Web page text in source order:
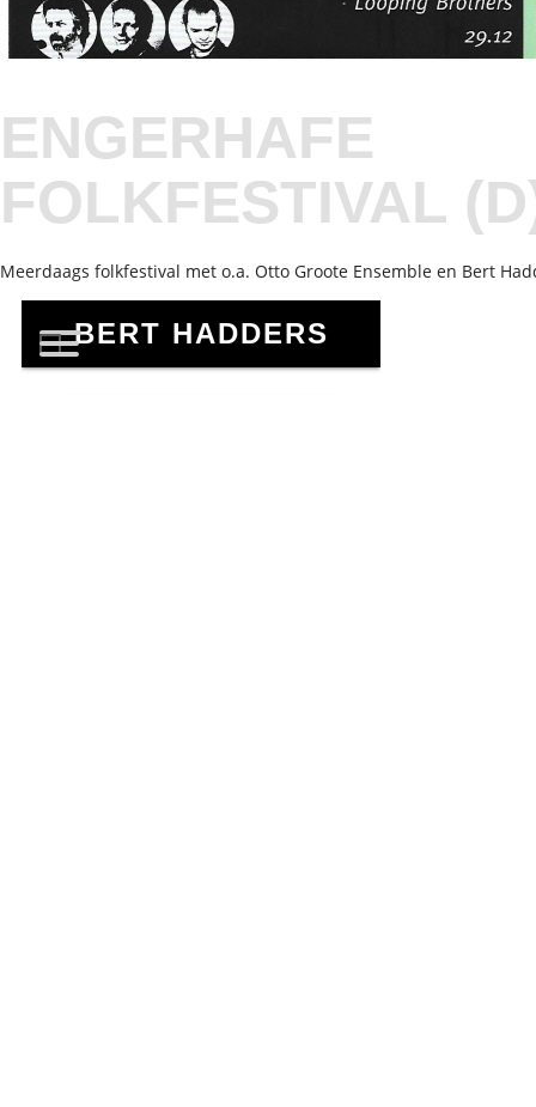
ENGERHAFE
FOLKFESTIVAL
Meerdaags folkfestival met o.a. Otto Groote Ensemble en Bert